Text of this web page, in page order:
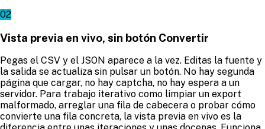
02
Vista previa en vivo, sin botón Convertir
Pegas el CSV y el JSON aparece a la vez. Editas la fuente y
la salida se actualiza sin pulsar un botón. No hay segunda
página que cargar, no hay captcha, no hay espera a un
servidor. Para trabajo iterativo como limpiar un export
malformado, arreglar una fila de cabecera o probar cómo
convierte una fila concreta, la vista previa en vivo es la